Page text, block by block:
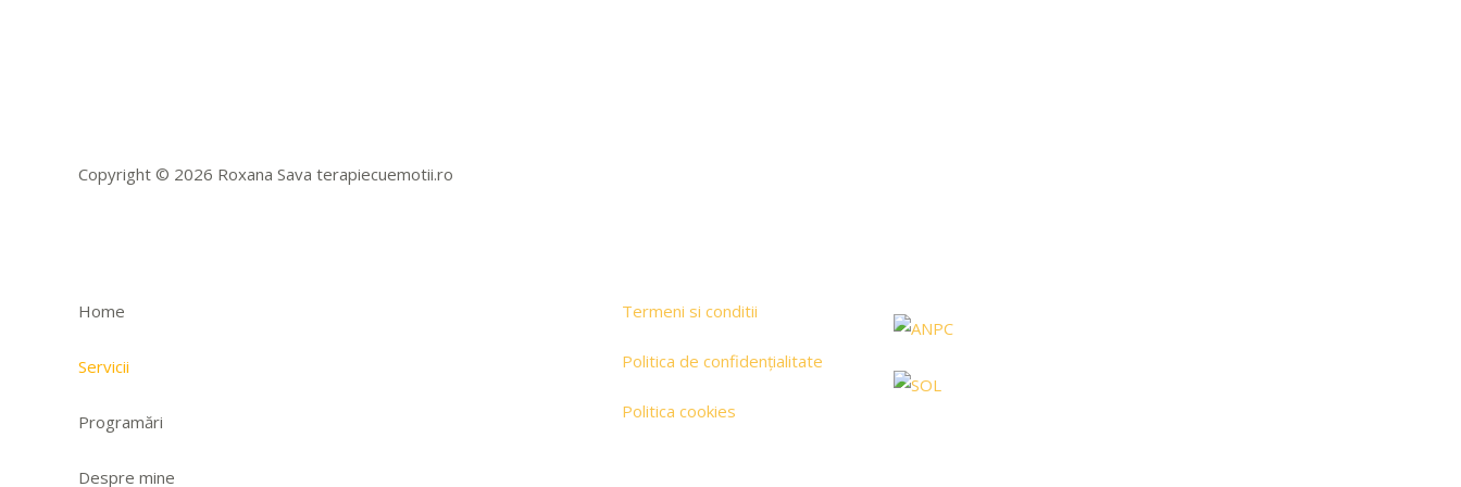
Copyright © 2026 Roxana Sava terapiecuemotii.ro
Home
Servicii
Programări
Despre mine
Termeni si conditii
Politica de confidențialitate
Politica cookies